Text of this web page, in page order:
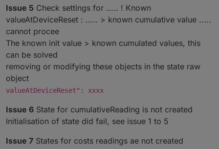
Issue 5 Check settings for ..... ! Known
valueAtDeviceReset : ..... > known cumulative value .....
cannot procee
The known init value > known cumulated values, this
can be solved
removing or modifying these objects in the state raw
object
valueAtDeviceReset": xxxx
Issue 6 State for cumulativeReading is not created
Initialisation of state did fail, see issue 1 to 5
Issue 7 States for costs readings ae not created